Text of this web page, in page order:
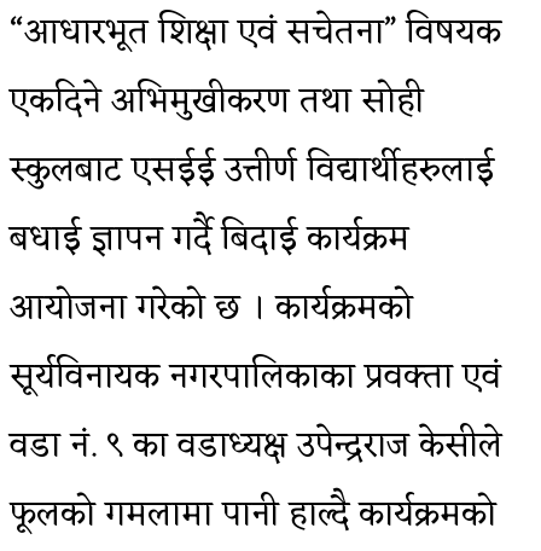
“आधारभूत शिक्षा एवं सचेतना” विषयक
एकदिने अभिमुखीकरण तथा सोही
स्कुलबाट एसईई उत्तीर्ण विद्यार्थीहरुलाई
बधाई ज्ञापन गर्दै बिदाई कार्यक्रम
आयोजना गरेको छ । कार्यक्रमको
सूर्यविनायक नगरपालिकाका प्रवक्ता एवं
वडा नं. ९ का वडाध्यक्ष उपेन्द्रराज केसीले
फूलको गमलामा पानी हाल्दै कार्यक्रमको